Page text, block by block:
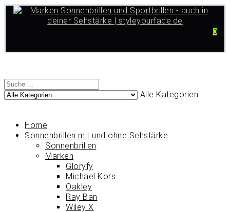
0
Alle Kategorien
Home
Sonnenbrillen mit und ohne Sehstärke
Sonnenbrillen
Marken
Gloryfy
Michael Kors
Oakley
Ray Ban
Wiley X